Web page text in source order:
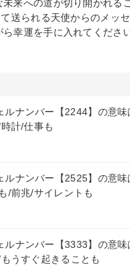
来への道が切り開かれる
送られる天使からのメッ
幸運を手に入れてください
ルナンバー【2244】の意味
計/仕事も
ルナンバー【2525】の意味
/前兆/サイレントも
ルナンバー【3333】の意味
うすぐ起きることも